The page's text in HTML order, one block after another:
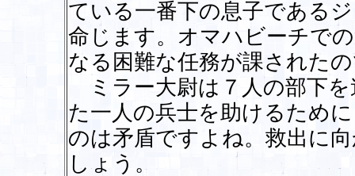
ている一番下の息子である
命じます。オマハビーチで
なる困難な任務が課された
ミラー大尉は７人の部下
た一人の兵士を助けるため
のは矛盾ですよね。救出に
しょう。